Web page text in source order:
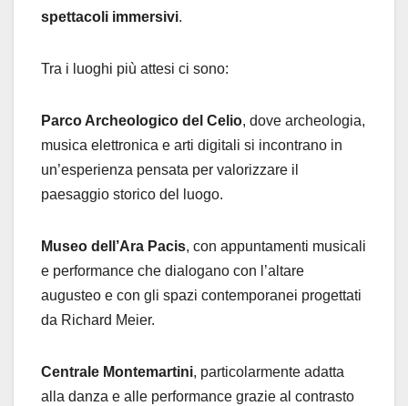
spettacoli immersivi.
Tra i luoghi più attesi ci sono:
Parco Archeologico del Celio, dove archeologia,
musica elettronica e arti digitali si incontrano in
un’esperienza pensata per valorizzare il
paesaggio storico del luogo.
Museo dell’Ara Pacis, con appuntamenti musicali
e performance che dialogano con l’altare
augusteo e con gli spazi contemporanei progettati
da Richard Meier.
Centrale Montemartini, particolarmente adatta
alla danza e alle performance grazie al contrasto